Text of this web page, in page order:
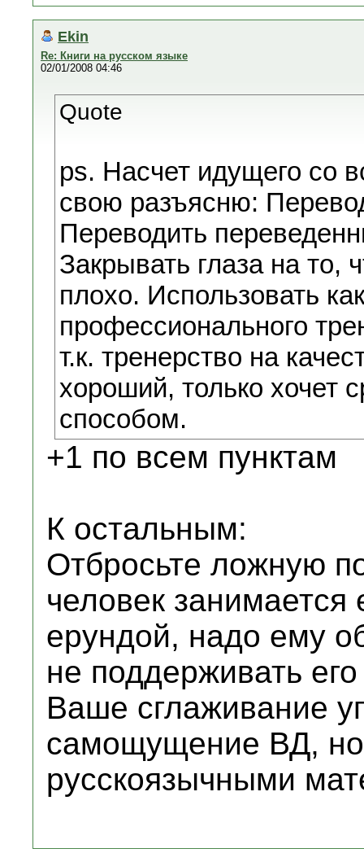
Ekin
Re: Книги на русском языке
02/01/2008 04:46
Quote
ps. Насчет идущего со
свою разъясню:
Переводить
Закрывать глаза на то,
плохо. Использовать
профессионального
т.к. тренерство на
хороший, только хочет
способом.
+1 по всем пунктам
К остальным:
Отбросьте ложную
человек
ерундой, надо ему
не поддерживать
Ваше сглаживание
самощущение ВД, но
русскоязычными